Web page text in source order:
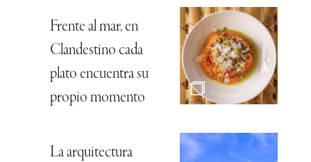
Frente al mar, en
Clandestino cada
plato encuentra su
propio momento
La arquitectura